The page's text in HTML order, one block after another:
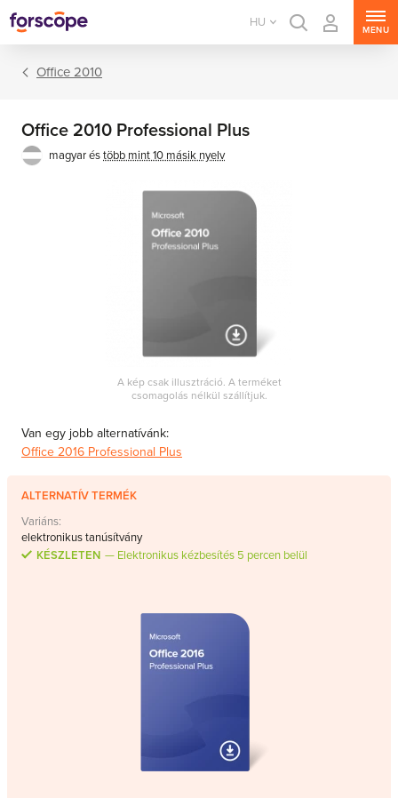
HU
MENU
Office 2010
Office 2010 Professional Plus
magyar éstöbb mint 10 másik nyelv
A kép csak illusztráció. A terméket
csomagolás nélkül szállítjuk.
Van egy jobb alternatívánk:
Office 2016 Professional Plus
ALTERNATÍV TERMÉK
Variáns:
elektronikus tanúsítvány
KÉSZLETEN
Elektronikus kézbesítés 5 percen belül